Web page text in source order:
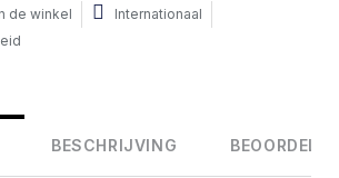
de winkel
Internationaal
BESCHRIJVING